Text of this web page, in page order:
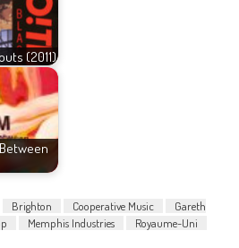
(2011)
Brighton Cooperative Music
Gareth
Memphis Industries
Royaume-Uni